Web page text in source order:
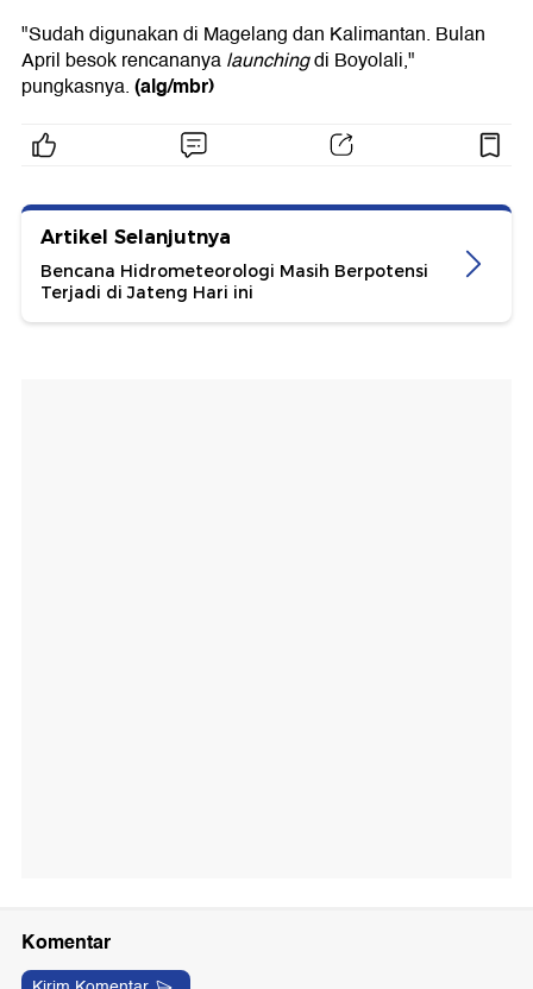
"Sudah digunakan di Magelang dan Kalimantan. Bulan
April besok rencananyalaunchingdi Boyolali,"
pungkasnya.(alg/mbr)
Artikel Selanjutnya
Bencana Hidrometeorologi Masih Berpotensi
Terjadi di Jateng Hari ini